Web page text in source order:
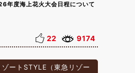
年度海上花火大会日程について
22 9174
ゾートSTYLE（東急リゾー